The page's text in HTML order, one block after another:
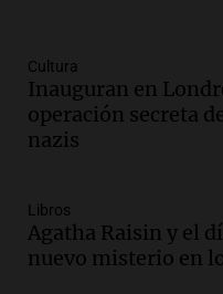
de Casa del
Panorama Federal
Episodios
Audio.
Procrear en la
Panorama Federal
Episodios
Cultura
Inauguran en
operación secreta
nazis
Libros
Agatha Raisin y el
nuevo misterio en